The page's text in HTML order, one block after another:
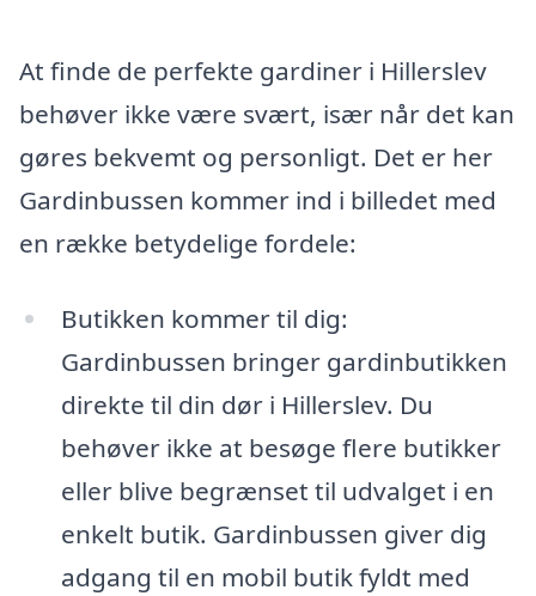
At finde de perfekte gardiner i Hillerslev
behøver ikke være svært, især når det kan
gøres bekvemt og personligt. Det er her
Gardinbussen kommer ind i billedet med
en række betydelige fordele:
Butikken kommer til dig:
Gardinbussen bringer gardinbutikken
direkte til din dør i Hillerslev. Du
behøver ikke at besøge flere butikker
eller blive begrænset til udvalget i en
enkelt butik. Gardinbussen giver dig
adgang til en mobil butik fyldt med